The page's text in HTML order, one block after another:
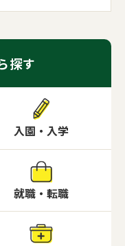
探す
入園・入学
就職・転職